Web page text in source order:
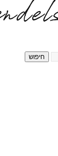
חיפוש